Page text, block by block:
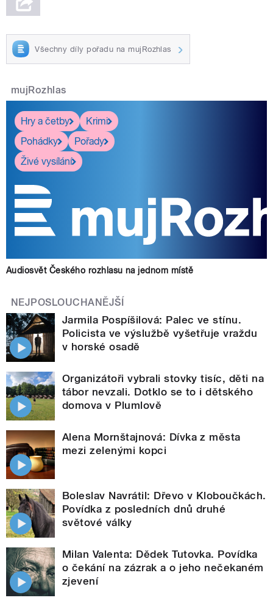
Všechny díly pořadu na mujRozhlas
mujRozhlas
Hry a četby
Krimi
Pohádky
Pořady
Živé vysílání
Audiosvět Českého rozhlasu na jednom místě
NEJPOSLOUCHANĚJŠÍ
Jarmila Pospíšilová: Palec ve stínu.
Policista ve výslužbě vyšetřuje vraždu
v horské osadě
Organizátoři vybrali stovky tisíc, děti na
tábor nevzali. Dotklo se to i dětského
domova v Plumlově
Alena Mornštajnová: Dívka z města
mezi zelenými kopci
Boleslav Navrátil: Dřevo v Kloboučkách.
Povídka z posledních dnů druhé
světové války
Milan Valenta: Dědek Tutovka. Povídka
o čekání na zázrak a o jeho nečekaném
zjevení